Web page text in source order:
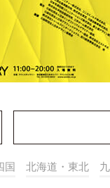
国 北海道・東北